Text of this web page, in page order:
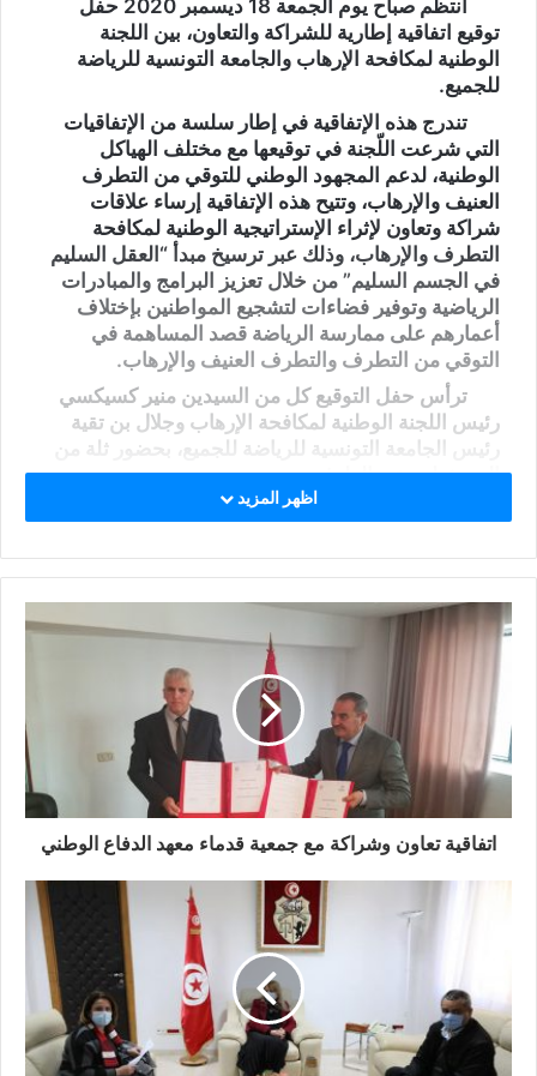
انتظم صباح يوم الجمعة 18 دیسمبر 2020 حفل
توقيع اتفاقية إطارية للشراكة والتعاون، بین اللجنة
الوطنية لمكافحة الإرهاب والجامعة التونسية للرياضة
للجميع.
تندرج هذه الإتفاقية في إطار سلسة من الإتفاقيات
التي شرعت اللّجنة في توقيعها مع مختلف الهياكل
الوطنية، لدعم المجهود الوطني للتوقي من التطرف
العنيف والإرهاب، وتتيح هذه الإتفاقية إرساء علاقات
شراكة وتعاون لإثراء الإستراتيجية الوطنية لمكافحة
التطرف والإرهاب، وذلك عبر ترسيخ مبدأ “العقل السليم
في الجسم السليم” من خلال تعزيز البرامج والمبادرات
الرياضية وتوفير فضاءات لتشجيع المواطنين بإختلاف
أعمارهم على ممارسة الرياضة قصد المساهمة في
التوقي من التطرف والتطرف العنيف والإرهاب.
ترأس حفل التوقيع كل من السيدين منير كسيكسي
رئيس اللجنة الوطنية لمكافحة الإرهاب وجلال بن تقية
رئيس الجامعة التونسية للرياضة للجميع، بحضور ثلة من
المسؤولين عن الطرفين.
وبهذه المناسبة، أكّد السيد منير كسيكسي على أهمية
الأفكار، معربا عن أمله في تعاضد جميع الجهود لتحقيق
من جهته، عبّر السيّد جلال بن تقية عن إعتزاز الجامعة
بإرساء علاقة شراكة وتعاون مع اللّجنة والعمل على نشر
الرياضة للجميع.
اظهر المزيد
اتفاقية تعاون وشراكة مع جمعية قدماء معهد الدفاع الوطني